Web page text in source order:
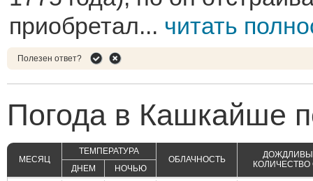
приобретал... читать
Полезен ответ?
Погода в Кашкайше
МЕСЯЦ
ТЕМПЕРАТУРА
ОБЛАЧНОСТЬ
КОЛИЧЕСТВО
ДНЕМ
НОЧЬЮ